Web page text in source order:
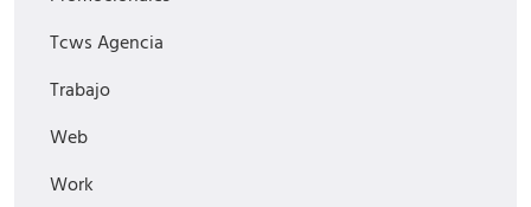
Tcws Agencia
Trabajo
Web
Work